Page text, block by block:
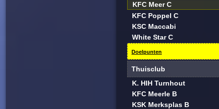
KFC Meer C
KFC Poppel C
KSC Maccabi
White Star C
Doelpunten
Thuisclub
K. HIH Turnhout
KFC Meerle B
KSK Merksplas B